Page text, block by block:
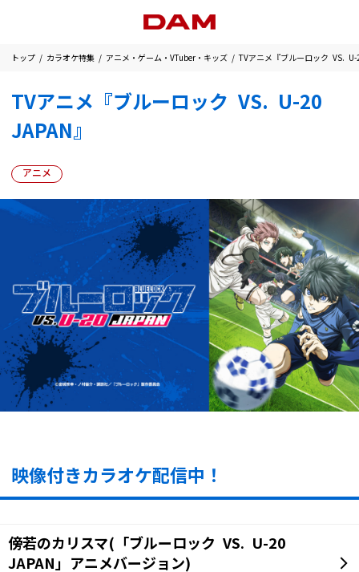
トップ カラオケ特集 アニメ・ゲーム・VTuber・キッズ TVアニメ『ブルーロック VS. U-
TVアニメ『ブルーロック VS. U-20
JAPAN』
アニメ
映像付きカラオケ配信中！
傍若のカリスマ(「ブルーロック VS. U-20
JAPAN」アニメバージョン)